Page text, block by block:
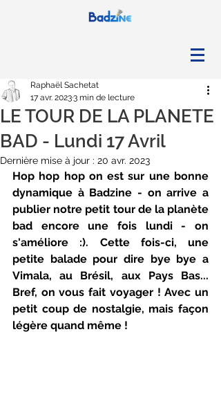
LE TOUR DE LA PLANETE
BAD - Lundi 17 Avril
Raphaël Sachetat
17 avr. 20233 min de lecture
Dernière mise à jour : 20 avr. 2023
Hop hop hop on est sur une bonne
dynamique à Badzine - on arrive a
publier notre petit tour de la planète
bad encore une fois lundi - on
s'améliore :). Cette fois-ci, une
petite balade pour dire bye bye a
Vimala, au Brésil, aux Pays Bas...
Bref, on vous fait voyager ! Avec un
petit coup de nostalgie, mais façon
légère quand même !